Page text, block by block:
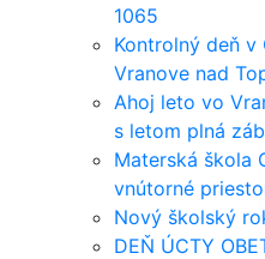
1065
Kontrolný deň v
Vranove nad
Ahoj leto vo
s letom plná
Materská škola
vnútorné
Nový školský
DEŇ ÚCTY